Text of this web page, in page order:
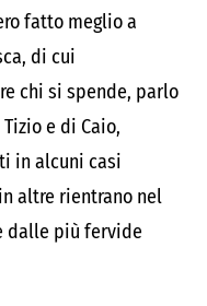
fatto meglio a
di cui
chi si spende, parlo
e di Caio,
in alcuni casi
altre rientrano nel
dalle più fervide